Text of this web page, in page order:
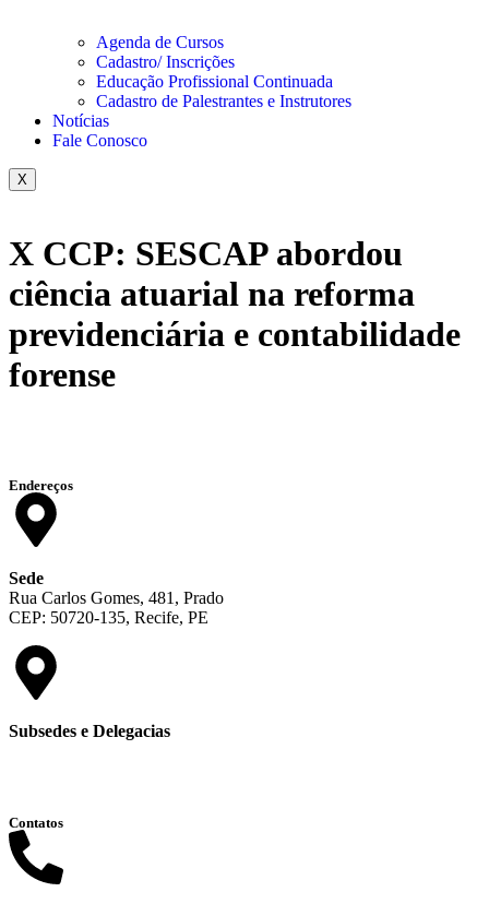
Agenda de Cursos
Cadastro/ Inscrições
Educação Profissional Continuada
Cadastro de Palestrantes e Instrutores
Notícias
Fale Conosco
X
X CCP: SESCAP abordou
ciência atuarial na reforma
previdenciária e contabilidade
forense
Endereços
Sede
Rua Carlos Gomes, 481, Prado
CEP: 50720-135, Recife, PE
Subsedes e Delegacias
Contatos